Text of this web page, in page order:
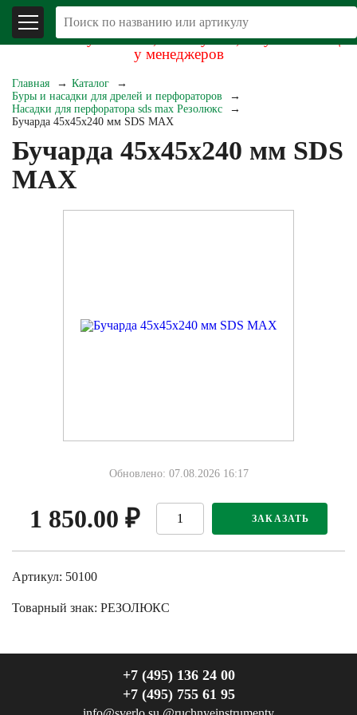
В связи со складывающейся экономической
обстановкой уточняйте, пожалуйста, актуальность цен
у менеджеров
Главная
Каталог
Буры и насадки для дрелей и перфораторов
Насадки для перфоратора sds max Резолюкс
Бучарда 45х45х240 мм SDS MAX
Бучарда 45х45х240 мм SDS
MAX
Обновлено: 07.08.2026 16:17
1 850.00 ₽ ЗАКАЗАТЬ
Артикул: 50100
Товарный знак: РЕЗОЛЮКС
+7 (495) 136 24 00
+7 (495) 755 61 95